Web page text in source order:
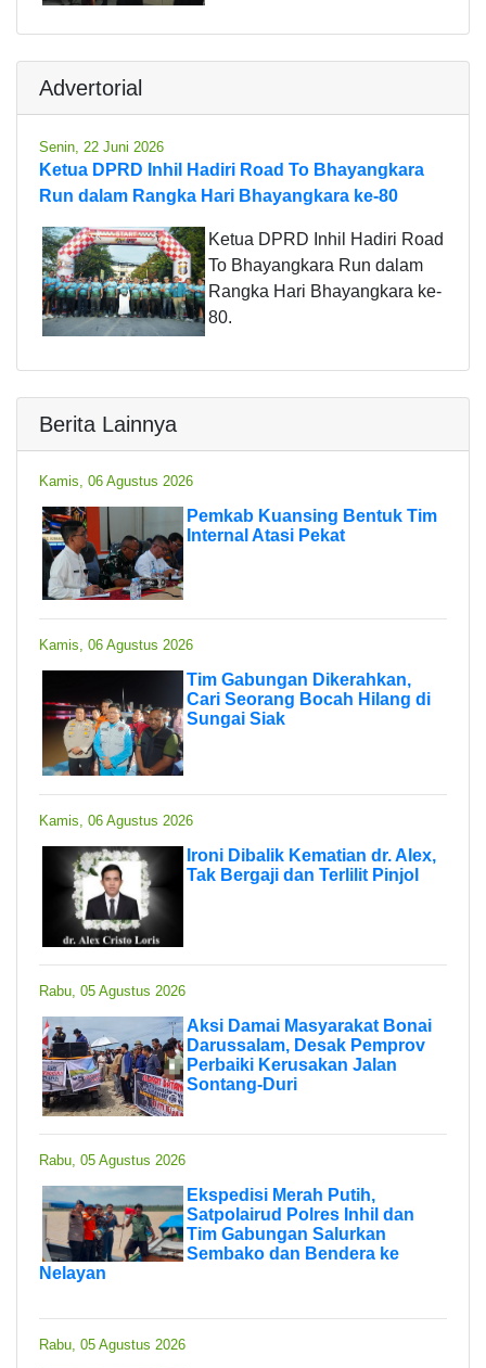
Advertorial
Senin, 22 Juni 2026
Ketua DPRD Inhil Hadiri Road To Bhayangkara
Run dalam Rangka Hari Bhayangkara ke-80
Ketua DPRD Inhil Hadiri Road
To Bhayangkara Run dalam
Rangka Hari Bhayangkara ke-
80.
Berita Lainnya
Kamis, 06 Agustus 2026
Pemkab Kuansing Bentuk Tim
Internal Atasi Pekat
Kamis, 06 Agustus 2026
Tim Gabungan Dikerahkan,
Cari Seorang Bocah Hilang di
Sungai Siak
Kamis, 06 Agustus 2026
Ironi Dibalik Kematian dr. Alex,
Tak Bergaji dan Terlilit Pinjol
Rabu, 05 Agustus 2026
Aksi Damai Masyarakat Bonai
Darussalam, Desak Pemprov
Perbaiki Kerusakan Jalan
Sontang-Duri
Rabu, 05 Agustus 2026
Ekspedisi Merah Putih,
Satpolairud Polres Inhil dan
Tim Gabungan Salurkan
Sembako dan Bendera ke
Nelayan
Rabu, 05 Agustus 2026